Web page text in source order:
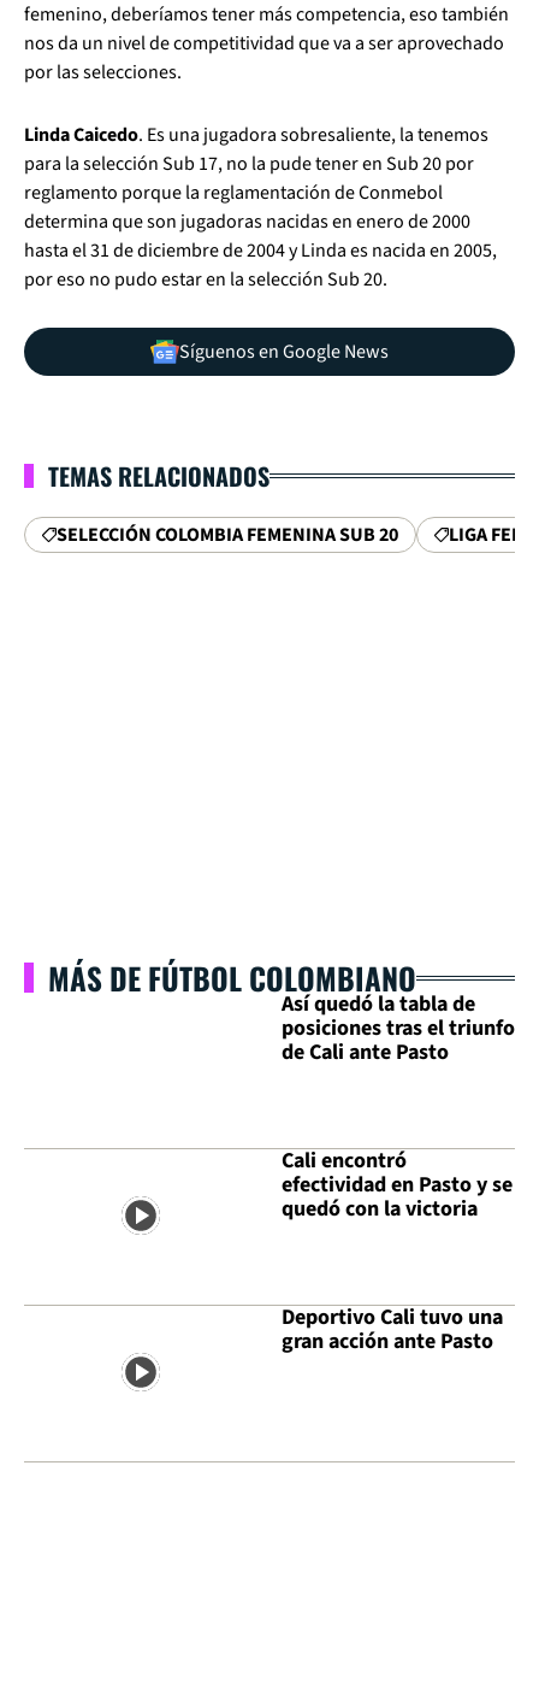
femenino, deberíamos tener más competencia, eso también
nos da un nivel de competitividad que va a ser aprovechado
por las selecciones.
Linda Caicedo. Es una jugadora sobresaliente, la tenemos
para la selección Sub 17, no la pude tener en Sub 20 por
reglamento porque la reglamentación de Conmebol
determina que son jugadoras nacidas en enero de 2000
hasta el 31 de diciembre de 2004 y Linda es nacida en 2005,
por eso no pudo estar en la selección Sub 20.
Síguenos en Google News
TEMAS RELACIONADOS
SELECCIÓN COLOMBIA FEMENINA SUB 20 LIGA
MÁS DE FÚTBOL COLOMBIANO
Así quedó la tabla de
posiciones tras el triunfo
de Cali ante Pasto
Cali encontró
efectividad en Pasto y se
quedó con la victoria
Deportivo Cali tuvo una
gran acción ante Pasto